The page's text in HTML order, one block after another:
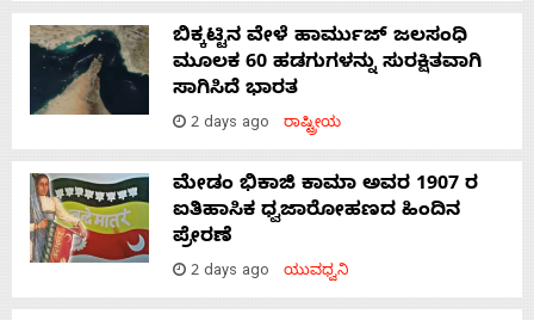
ಬಿಕ್ಕಟ್ಟಿನ ವೇಳೆ ಹಾರ್ಮುಜ್ ಜಲಸಂಧಿ
ಮೂಲಕ 60 ಹಡಗುಗಳನ್ನು ಸುರಕ್ಷಿತವಾಗಿ
ಸಾಗಿಸಿದೆ ಭಾರತ
2 days ago ರಾಷ್ಟ್ರೀಯ
ಮೇಡಂ ಭಿಕಾಜಿ ಕಾಮಾ ಅವರ 1907 ರ
ಐತಿಹಾಸಿಕ ಧ್ವಜಾರೋಹಣದ ಹಿಂದಿನ
ಪ್ರೇರಣೆ
2 days ago ಯುವಧ್ವನಿ